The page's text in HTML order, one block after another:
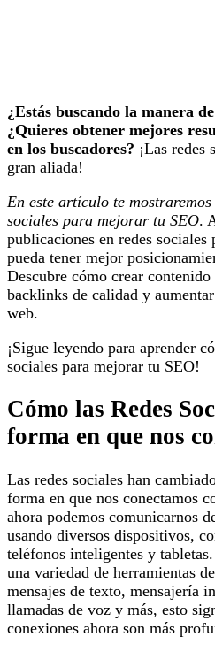
¿Estás buscando la manera
¿Quieres obtener mejores
en los buscadores? ¡Las redes
gran aliada!
En este artículo te
sociales para mejorar tu SEO.
publicaciones en redes sociales
pueda tener mejor
Descubre cómo crear
backlinks de calidad y
web.
¡Sigue leyendo para aprender
sociales para mejorar tu SEO!
Cómo las Redes
forma en que nos
Las redes sociales han
forma en que nos conectamos
ahora podemos comunicarnos
usando diversos dispositivos,
teléfonos inteligentes y
una variedad de herramientas
mensajes de texto, mensajería
llamadas de voz y más, esto
conexiones ahora son más